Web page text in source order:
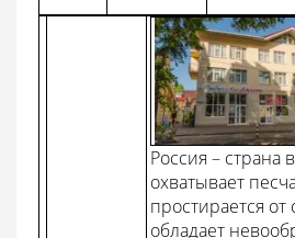
Россия – страна
охватывает
простирается
обладает